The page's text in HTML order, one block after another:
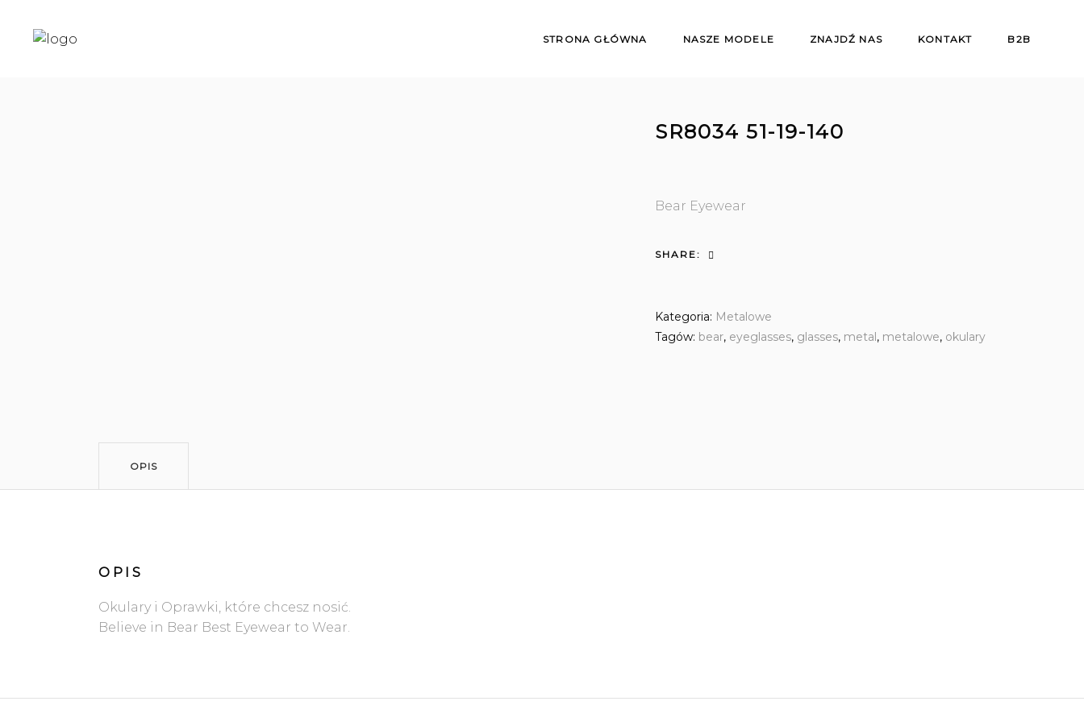
STRONA GŁÓWNA NASZE MODELE ZNAJDŹ NAS KONTAKT B2B
SR8034 51-19-140
Bear Eyewear
SHARE:
Kategoria: Metalowe
Tagów: bear, eyeglasses, glasses, metal, metalowe, okulary
OPIS
OPIS
Okulary i Oprawki, które chcesz nosić.
Believe in Bear Best Eyewear to Wear.